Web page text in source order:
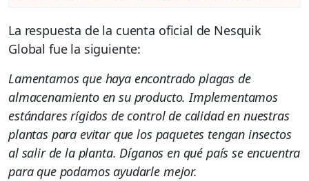
La respuesta de la cuenta oficial de Nesquik
Global fue la siguiente:
Lamentamos que haya encontrado plagas de
almacenamiento en su producto. Implementamos
estándares rígidos de control de calidad en nuestras
plantas para evitar que los paquetes tengan insectos
al salir de la planta. Díganos en qué país se encuentra
para que podamos ayudarle mejor.